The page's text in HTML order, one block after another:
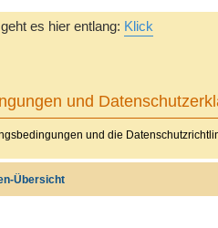
es hier entlang: Klick
und
und die
Übersicht